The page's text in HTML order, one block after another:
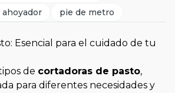
ahoyador pie de metro
Esencial para el cuidado de tu
de cortadoras de pasto,
para diferentes necesidades y